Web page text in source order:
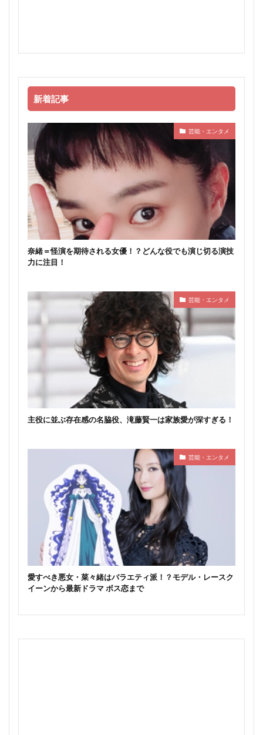
新着記事
芸能・エンタメ
奈緒＝怪演を期待される女優！？どんな役でも演じ切る演技
力に注目！
芸能・エンタメ
主役に並ぶ存在感の名脇役、滝藤賢一は家族愛が深すぎる！
芸能・エンタメ
愛すべき悪女・菜々緒はバラエティ派！？モデル・レースク
イーンから最新ドラマ ボス恋まで